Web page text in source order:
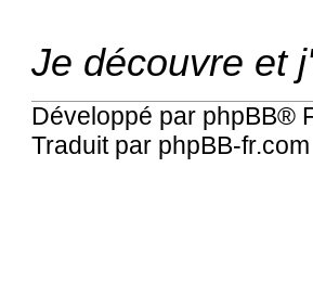
Je découvre et
Développé par phpBB®
Traduit par phpBB-fr.com